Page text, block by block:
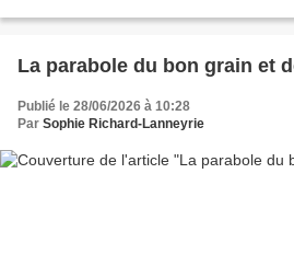
La parabole du bon grain et
Publié le 28/06/2026 à 10:28
Par Sophie Richard-Lanneyrie